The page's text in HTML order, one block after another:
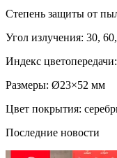
Степень защиты от
Угол излучения: 30,
Индекс
Размеры: Ø23×52 мм
Цвет покрытия:
Последние новости